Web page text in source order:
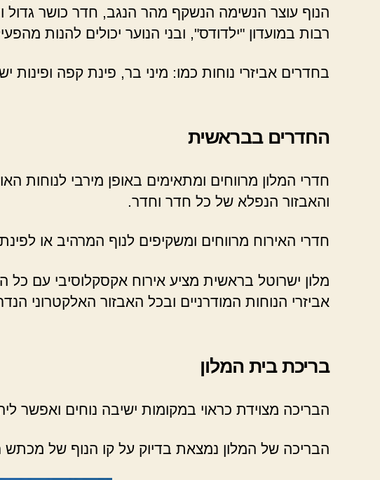
הנוף עוצר הנשימה הנשקף מהר הנגב, חדר כושר גדול
רבות במועדון "ילדודס", ובני הנוער יכולים להנות
בחדרים אביזרי נוחות כמו: מיני בר, פינת קפה ופינות
החדרים בבראשית
חדרי המלון מרווחים ומתאימים באופן מירבי לנוחות
והאבזור הנפלא של כל חדר וחדר.
חדרי האירוח מרווחים ומשקיפים לנוף המרהיב או
מלון ישרוטל בראשית מציע אירוח אקסקלוסיבי עם כל
אביזרי הנוחות המודרניים ובכל האבזור האלקטרוני
בריכת בית המלון
הבריכה מצוידת כראוי במקומות ישיבה נוחים ואפשר
הבריכה של המלון נמצאת בדיוק על קו הנוף של מכתש